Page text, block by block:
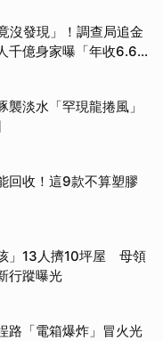
沒發現」！調查局追金
億身家曝「年收6.6
淡水「罕現龍捲風」
回收！這9款不算塑膠
」13人擠10坪屋 母領
行蹤曝光
路「電箱爆炸」冒火光